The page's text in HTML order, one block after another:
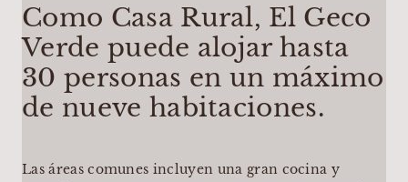
Como Casa Rural, El Geco
Verde puede alojar hasta
30 personas en un máximo
de nueve habitaciones.
Las áreas comunes incluyen una gran cocina y